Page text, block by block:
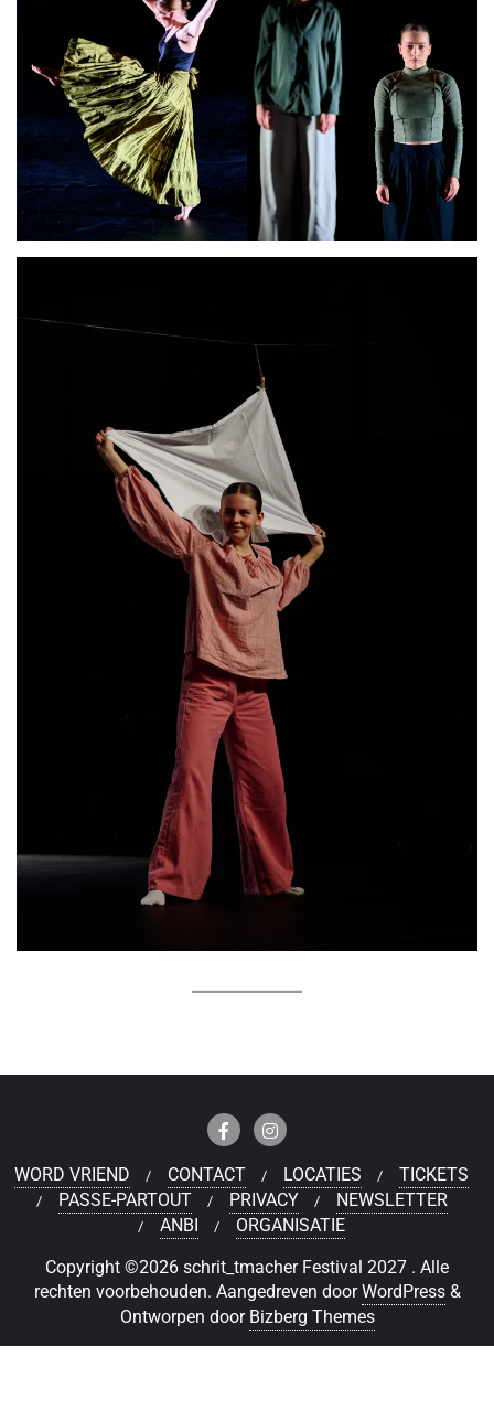
WORD VRIEND CONTACT LOCATIES
TICKETS
PASSE-PARTOUT
PRIVACY
NEWSLETTER
ANBI
ORGANISATIE
Copyright ©2026 schrit_tmacher Festival 2027 . Alle
rechten voorbehouden. Aangedreven doorWordPress &
Ontworpen door Bizberg Themes